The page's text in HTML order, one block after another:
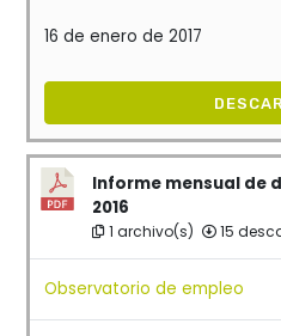
16 de enero de 2017
Informe mensual de
2016
1 archivo(s) 15
Observatorio de empleo